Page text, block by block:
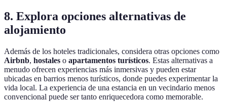
8. Explora opciones alternativas de
alojamiento
Además de los hoteles tradicionales, considera otras opciones como
Airbnb, hostales o apartamentos turísticos. Estas alternativas a
menudo ofrecen experiencias más inmersivas y pueden estar
ubicadas en barrios menos turísticos, donde puedes experimentar la
vida local. La experiencia de una estancia en un vecindario menos
convencional puede ser tanto enriquecedora como memorable.